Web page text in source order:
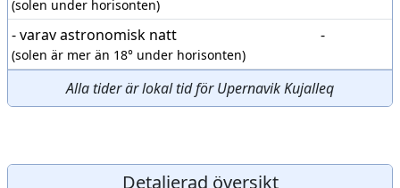
(solen under horisonten)
- varav astronomisk natt
(solen är mer än 18° under horisonten)
-
Alla tider är lokal tid för Upernavik Kujalleq
Detaljerad översikt